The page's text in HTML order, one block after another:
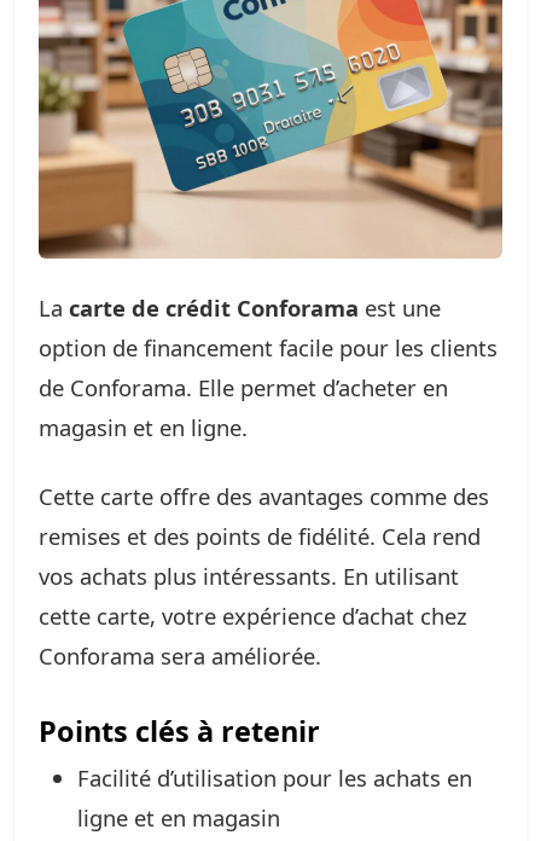
La carte de crédit Conforama est une
option de financement facile pour les clients
de Conforama. Elle permet d’acheter en
magasin et en ligne.
Cette carte offre des avantages comme des
remises et des points de fidélité. Cela rend
vos achats plus intéressants. En utilisant
cette carte, votre expérience d’achat chez
Conforama sera améliorée.
Points clés à retenir
Facilité d’utilisation pour les achats en
ligne et en magasin